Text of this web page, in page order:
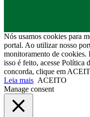
Nós usamos cookies para
portal. Ao utilizar nosso
monitoramento de cookies.
isso é feito, acesse Política
concorda, clique em
Leia mais ACEITO
Manage consent